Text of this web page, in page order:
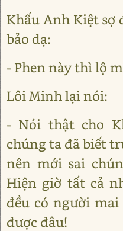
Khấu Anh Kiệt sợ
bảo dạ:
- Phen này thì lộ
Lôi Minh lại nói:
- Nói thật cho
chúng ta đã biết
nên mới sai
Hiện giờ tất cả
đều có người
được đâu!